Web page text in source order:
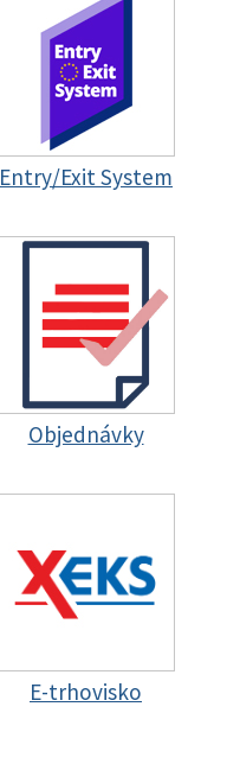
Entry/Exit System
Objednávky
E-trhovisko